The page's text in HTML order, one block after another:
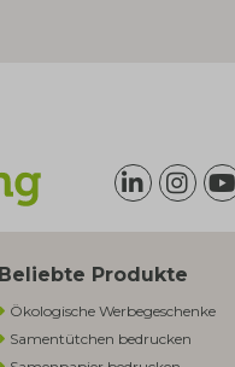
Beliebte Produkte
Ökologische Werbegeschenke​
Samentütchen bedrucken